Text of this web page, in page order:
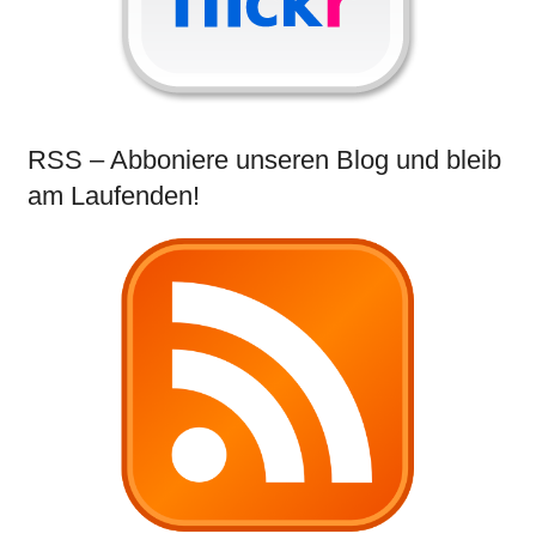
RSS – Abboniere unseren Blog und bleib
am Laufenden!